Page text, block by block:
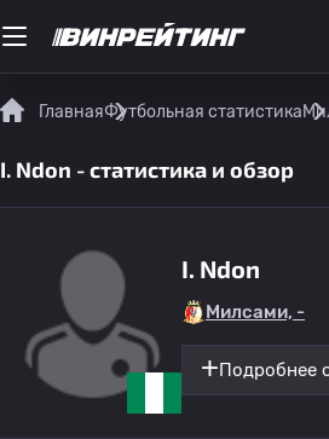
ГлавнаяФутбольная статистика
I. Ndon - статистика и обзор
I. Ndon
Милсами, -
Подробнее